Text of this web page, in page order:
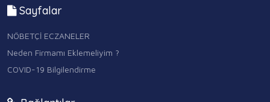
Sayfalar
NÖBETÇİ ECZANELER
Neden Firmamı Eklemeliyim ?
COVID-19 Bilgilendirme